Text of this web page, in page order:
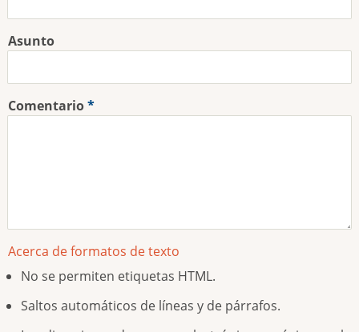
Asunto
Comentario
Acerca de formatos de texto
No se permiten etiquetas HTML.
Saltos automáticos de líneas y de párrafos.